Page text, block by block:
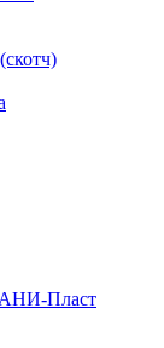
АНИ-Пласт